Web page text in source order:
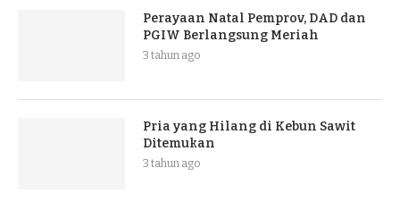
Perayaan Natal Pemprov, DAD dan
PGIW Berlangsung Meriah
3 tahun ago
Pria yang Hilang di Kebun Sawit
Ditemukan
3 tahun ago